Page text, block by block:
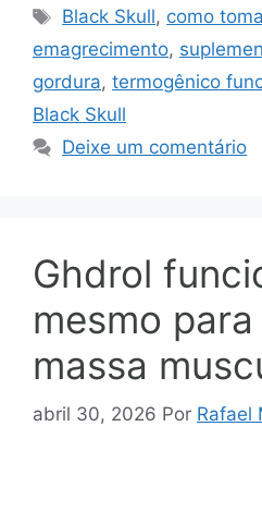
Tags
Black Skull, como
emagrecimento,
gordura, termogênico
Black Skull
Deixe um comentário
Ghdrol
mesmo
massa
abril 30, 2026 Por Rafael